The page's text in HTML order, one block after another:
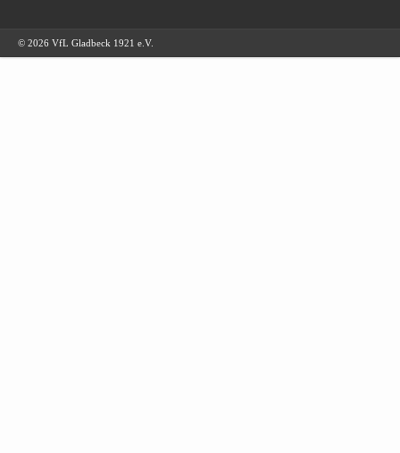
© 2026 VfL Gladbeck 1921 e.V.